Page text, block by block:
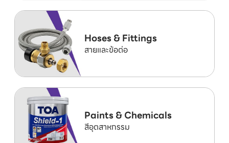
Hoses & Fittings
สายและข้อต่อ
Paints & Chemicals
สีอุตสาหกรรม